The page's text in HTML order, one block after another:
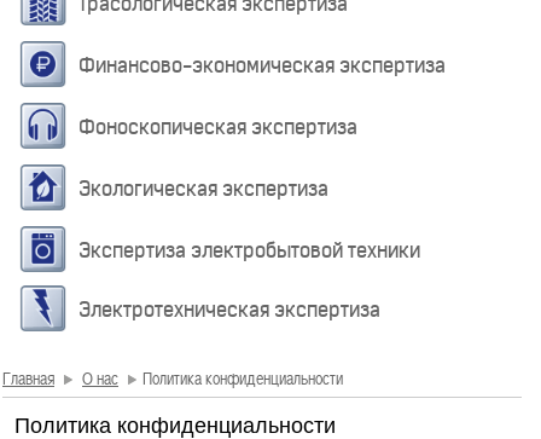
Финансово-экономическая экспертиза
Фоноскопическая экспертиза
Экологическая экспертиза
Экспертиза электробытовой техники
Электротехническая экспертиза
Главная О нас Политика конфиденциальности
Политика конфиденциальности